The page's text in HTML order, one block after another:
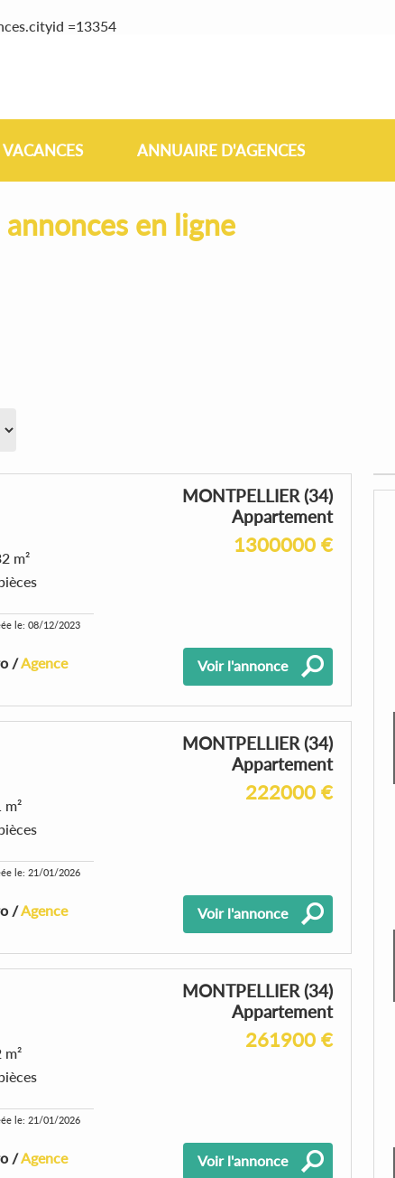
=13354
VACANCES ANNUAIRE D'AGENCES
en ligne
MONTPELLIER (34)
Appartement
1300000 €
m²
le: 08/12/2023
/Agence Voir l'annonce
MONTPELLIER (34)
Appartement
222000 €
m²
le: 21/01/2026
/Agence Voir l'annonce
MONTPELLIER (34)
Appartement
261900 €
m²
le: 21/01/2026
/Agence Voir l'annonce